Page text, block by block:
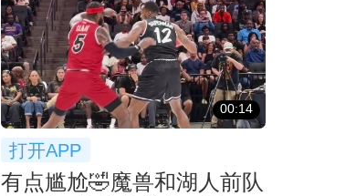
00:14
打开APP
有点尴尬🤣魔兽和湖人前队